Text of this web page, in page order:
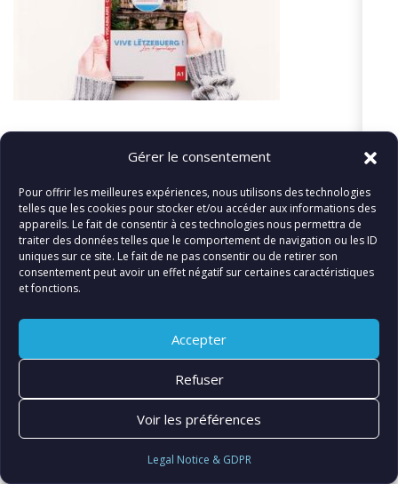
Gérer le consentement
Pour offrir les meilleures expériences, nous utilisons des technologies
telles que les cookies pour stocker et/ou accéder aux informations des
appareils. Le fait de consentir à ces technologies nous permettra de
traiter des données telles que le comportement de navigation ou les ID
uniques sur ce site. Le fait de ne pas consentir ou de retirer son
consentement peut avoir un effet négatif sur certaines caractéristiques
et fonctions.
Accepter
Refuser
Voir les préférences
Legal Notice & GDPR
© FIATLUX INTERNATIONAL SARL